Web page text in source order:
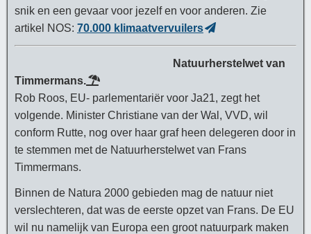
snik en een gevaar voor jezelf en voor anderen. Zie
artikel NOS: 70.000 klimaatvervuilers
Natuurherstelwet van
Timmermans.
Rob Roos, EU- parlementariër voor Ja21, zegt het
volgende. Minister Christiane van der Wal, VVD, wil
conform Rutte, nog over haar graf heen delegeren door in
te stemmen met de Natuurherstelwet van Frans
Timmermans.
Binnen de Natura 2000 gebieden mag de natuur niet
verslechteren, dat was de eerste opzet van Frans. De EU
wil nu namelijk van Europa een groot natuurpark maken